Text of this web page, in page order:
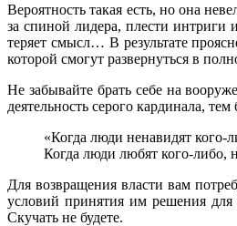
Вероятность такая есть, но она
за спиной лидера, плести интриги
теряет смысл… В результате
которой смогут развернуться в
Не забывайте брать себе на
деятельность серого кардинала,
«Когда люди ненавидят кого-
Когда люди любят кого-либо,
Для возвращения власти вам
условий принятия им решения
Скучать не будете.